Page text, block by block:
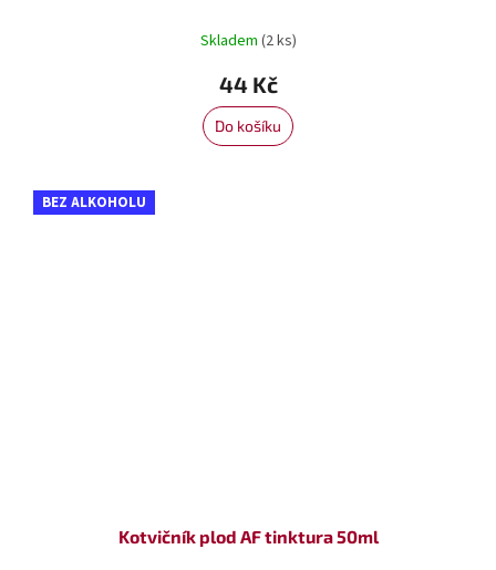
Skladem (2 ks)
44 Kč
Do košíku
BEZ ALKOHOLU
Kotvičník plod AF tinktura 50ml